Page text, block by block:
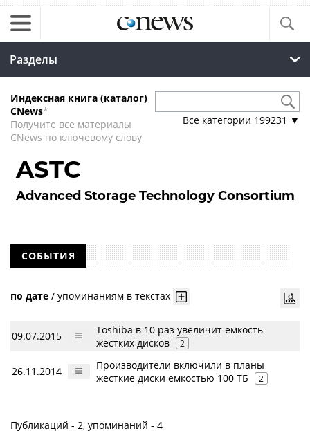
Разделы
Индексная книга (каталог)
CNews*
Получите все материалы
CNews по ключевому слову
Все категории 199231 ▼
ASTC
Advanced Storage Technology Consortium
СОБЫТИЯ
по дате / упоминаниям в текстах
09.07.2015
Toshiba в 10 раз увеличит емкость
жестких дисков
2
26.11.2014
Производители включили в планы
жесткие диски емкостью 100 ТБ
2
Публикаций - 2, упоминаний - 4